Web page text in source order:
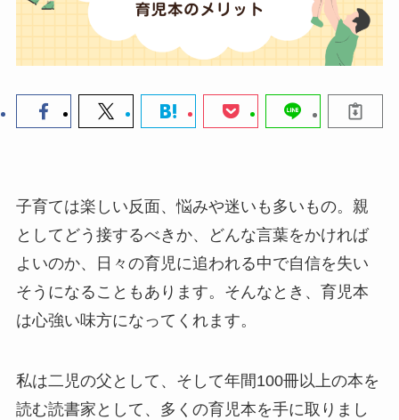
子育ては楽しい反面、悩みや迷いも多いもの。親
としてどう接するべきか、どんな言葉をかければ
よいのか、日々の育児に追われる中で自信を失い
そうになることもあります。そんなとき、育児本
は心強い味方になってくれます。
私は二児の父として、そして年間100冊以上の本を
読む読書家として、多くの育児本を手に取りまし